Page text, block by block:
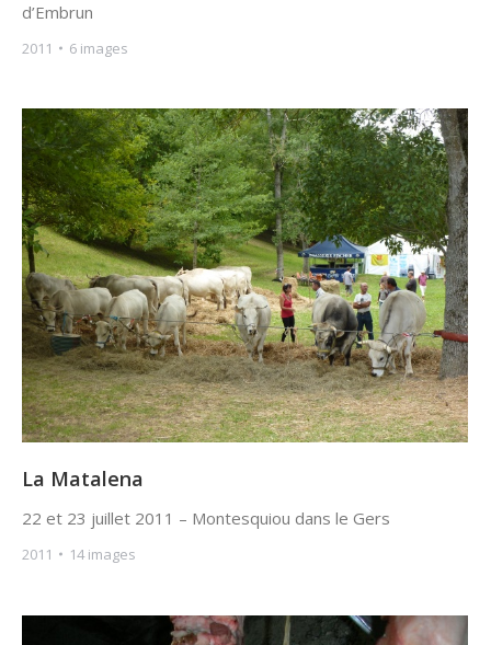
d’Embrun
2011 6 images
La Matalena
22 et 23 juillet 2011 – Montesquiou dans le Gers
2011 14 images